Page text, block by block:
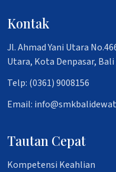
Kontak
Jl. Ahmad Yani Utara
Utara, Kota Denpasar, Bali
Telp: (0361) 9008156
Email:
Tautan Cepat
Kompetensi Keahlian